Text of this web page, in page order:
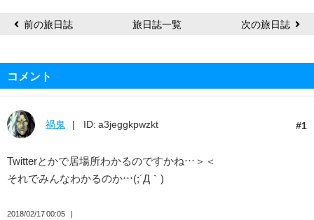
前の旅日誌 旅日誌一覧 次の旅日誌
コメント
1
禍鬼 ID: a3jeggkpwzkt
Twitterとかで居場所わかるのですかね…＞＜
それでみんなわかるのか…(;´Д｀)
2018/02/17 00:05